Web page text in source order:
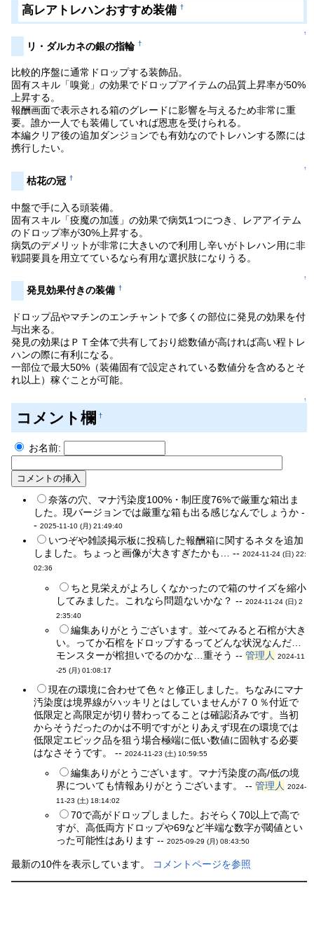
高レアトレハンおすすめ装備 †
↑
リ・ダルカネの銀の指輪 †
比較的序盤に通常ドロップする装飾品。
固有スキル「嗅覚」の効果でドロップアイテムの品質上昇率が50%
上昇する。
報酬画面で表示される箱のグレードに影響を与えるため非常に重
要。誰か一人でも装備していれば恩恵を受けられる。
本編クリア後の追加ダンジョンでも有効なのでトレハンする際には
携行したい。
↑
枯花の冠 †
中盤で手に入る頭装備。
固有スキル「疫魔の加護」の効果で病気1つにつき、レアアイテム
のドロップ率が30%上昇する。
病気のデメリットが非常に大きいので利用し辛いがトレハン用に非
戦闘要員を用立てているなら有用な選択肢になりうる。
↑
発見効果付きの装備 †
ドロップ品やマチンのエンチャントで多くの部位に発見の効果を付
与出来る。
発見の効果はＰＴ全体で共有しており総数値が高ければ高い程トレ
ハンの際に有利になる。
一部位で最大50%（装備固有で設定されている数値分を含めるとそ
れ以上）稼ぐことが可能。
↑
コメント欄 †
お名前:
奈落の穴、マナ汚染度100%・制圧度76%で厳重な箱出ま
した。現バージョンでは厳重な箱も出る感じなんでしょうか -
-2025-11-10 (月) 21:49:40
いつぞや雑談掲示板に投稿した報酬箱に関するネタを追加
しました。ちょっと画像が大きすぎたかも… --2024-11-24 (日) 22:
02:36
ちと見栄えがよろしくなかったので箱のサイズを縮小
してみました。これなら問題ないかな？ --2024-11-24 (日) 2
2:35:40
編集ありがとうございます。並べてみると石棺が大き
い。ってか石棺をドロップするってどんな状況なんだ…
モンスターが棺担いでるのかな…重そう --管理人
2024-11
-25 (月) 01:08:17
現在の環境に合わせて色々と修正しました。ちなみにマナ
汚染度は境界線がハッキリとはしていませんが７０％付近で
低限定と高限定が切り替わってることは確認済みです。当初
からそうだったのかは不明ですがとりあえず現在の環境では
低限定エピック品を狙う場合極端に低い数値に固執する必要
はなさそうです。 --2024-11-23 (土) 10:59:55
編集ありがとうございます。マナ汚染度の高/低の境
界についても情報ありがとうございます。 --管理人
2024-
11-23 (土) 18:14:02
70で高がドロップしました。おそらく70以上で高で
すが、高低両方ドロップや69など半端な数字が閾値とい
った可能性はあります --2025-09-29 (月) 08:43:50
最新の10件を表示しています。 コメントページを参照